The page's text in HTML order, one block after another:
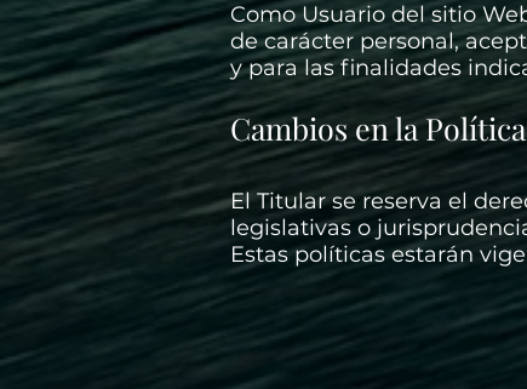
Como Usuario del sitio
de carácter personal,
y para las finalidades
Cambios en la
El Titular se reserva el
legislativas o
Estas políticas estarán